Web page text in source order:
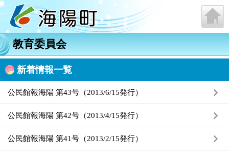
教育委員会
新着情報一覧
公民館報海陽 第43号（2013/6/15発行）
公民館報海陽 第42号（2013/4/15発行）
公民館報海陽 第41号（2013/2/15発行）